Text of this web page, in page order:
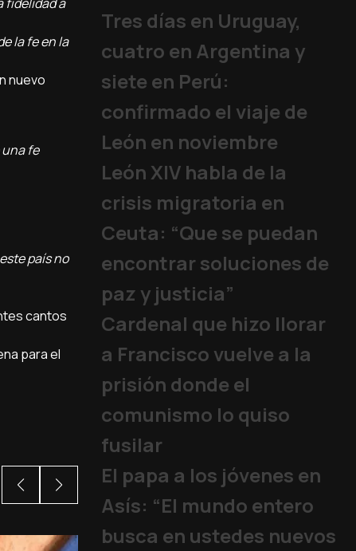
la fe en la
nuevo
fe
país no
cantos
para el
Tres días en Uruguay,
cuatro en Argentina y
siete en Perú:
confirmado el viaje de
León en noviembre
León XIV habla de la
crisis migratoria en
Ceuta: “Que se puedan
encontrar soluciones de
paz y justicia”
Cardenal que hizo llorar
a Francisco vuelve a la
prisión donde el
comunismo lo quiso
fusilar
El papa a los jóvenes en
Asís: “El mundo entero
busca en ustedes nuevos